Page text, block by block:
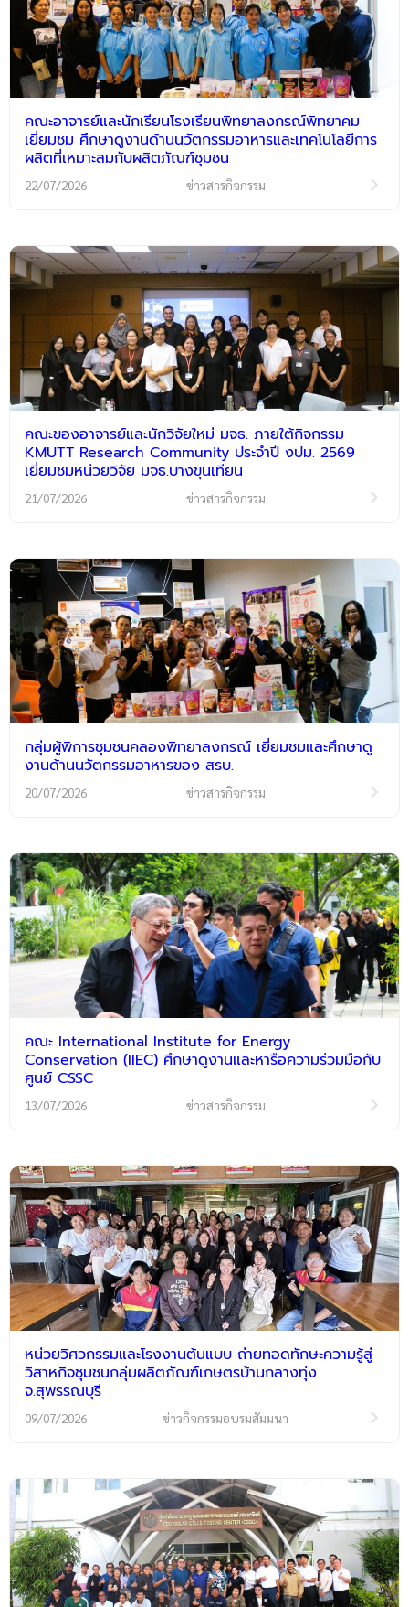
คณะอาจารย์และนักเรียนโรงเรียนพิทยาลงกรณ์พิทยาคม
เยี่ยมชม ศึกษาดูงานด้านนวัตกรรมอาหารและเทคโนโลยีการ
ผลิตที่เหมาะสมกับผลิตภัณฑ์ชุมชน
22/07/2026 ข่าวสารกิจกรรม
คณะของอาจารย์และนักวิจัยใหม่ มจธ. ภายใต้กิจกรรม
KMUTT Research Community ประจำปี งปม. 2569
เยี่ยมชมหน่วยวิจัย มจธ.บางขุนเทียน
21/07/2026 ข่าวสารกิจกรรม
กลุ่มผู้พิการชุมชนคลองพิทยาลงกรณ์ เยี่ยมชมและศึกษาดู
งานด้านนวัตกรรมอาหารของ สรบ.
20/07/2026 ข่าวสารกิจกรรม
คณะ International Institute for Energy
Conservation (IIEC) ศึกษาดูงานและหารือความร่วมมือกับ
ศูนย์ CSSC
13/07/2026 ข่าวสารกิจกรรม
หน่วยวิศวกรรมและโรงงานต้นแบบ ถ่ายทอดทักษะความรู้สู่
วิสาหกิจชุมชนกลุ่มผลิตภัณฑ์เกษตรบ้านกลางทุ่ง
จ.สุพรรณบุรี
09/07/2026 ข่าวกิจกรรมอบรมสัมมนา